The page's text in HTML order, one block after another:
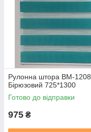
Рулонна штора ВМ-1208
Бірюзовий 725*1300
Готово до відправки
975 ₴